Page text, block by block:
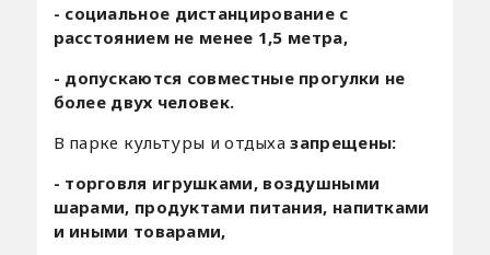
- социальное дистанцирование с
расстоянием не менее 1,5 метра,
- допускаются совместные прогулки не
более двух человек.
В парке культуры и отдыхазапрещены:
- торговля игрушками, воздушными
шарами, продуктами питания, напитками
и иными товарами,